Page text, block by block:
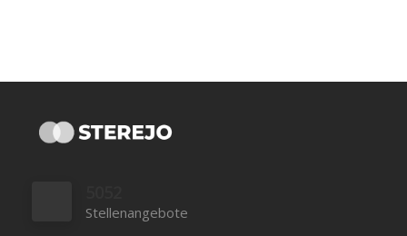
Stellenangebote